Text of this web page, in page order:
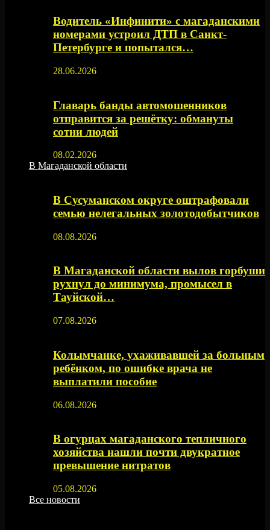
Водитель «Инфинити» с магаданскими
номерами устроил ДТП в Санкт-
Петербурге и попытался…
28.06.2026
Главарь банды автомошенников
отправится за решётку: обмануты
сотни людей
08.02.2026
В Магаданской области
В Сусуманском округе оштрафовали
семью нелегальных золотодобытчиков
08.08.2026
В Магаданской области вылов горбуши
рухнул до минимума, промысел в
Тауйской…
07.08.2026
Колымчанке, ухаживавшей за больным
ребёнком, по ошибке врача не
выплатили пособие
06.08.2026
В огурцах магаданского тепличного
хозяйства нашли почти двукратное
превышение нитратов
05.08.2026
Все новости